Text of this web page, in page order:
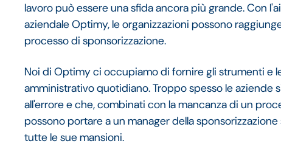
lavoro può essere una sfida ancora più grande. Con
aziendale Optimy, le organizzazioni possono
processo di sponsorizzazione.
Noi di Optimy ci occupiamo di fornire gli strumenti e
amministrativo quotidiano. Troppo spesso le aziende
all'errore e che, combinati con la mancanza di un
possono portare a un manager della
tutte le sue mansioni.